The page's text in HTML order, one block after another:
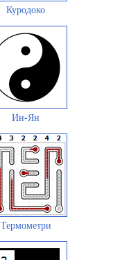
Куродоко
Ин-Ян
Термометри